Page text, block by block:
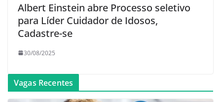
Albert Einstein abre Processo seletivo
para Líder Cuidador de Idosos,
Cadastre-se
30/08/2025
Vagas Recentes